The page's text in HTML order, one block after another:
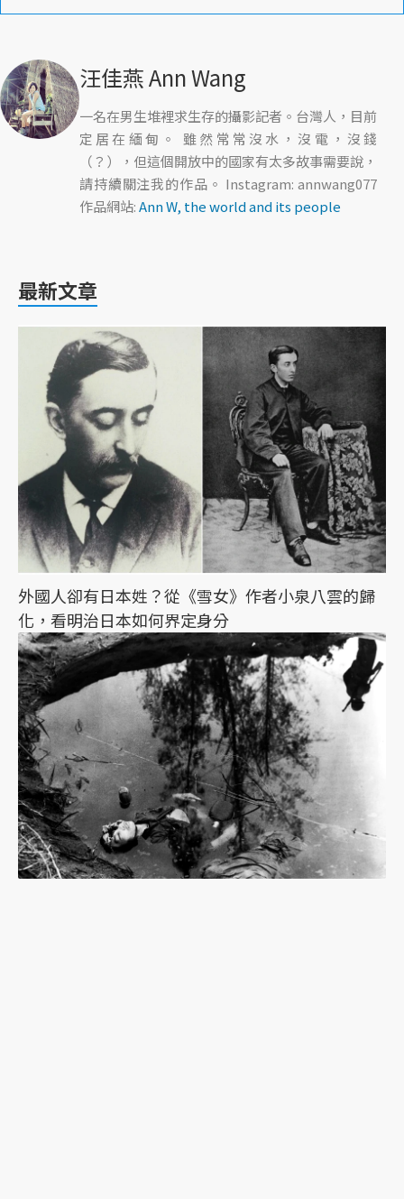
汪佳燕 Ann Wang
一名在男生堆裡求生存的攝影記者。台灣人，目前
定居在緬甸。 雖然常常沒水，沒電，沒錢
（？），但這個開放中的國家有太多故事需要說，
請持續關注我的作品。 Instagram: annwang077
作品網站:Ann W, the world and its people
最新文章
外國人卻有日本姓？從《雪女》作者小泉八雲的歸
化，看明治日本如何界定身分